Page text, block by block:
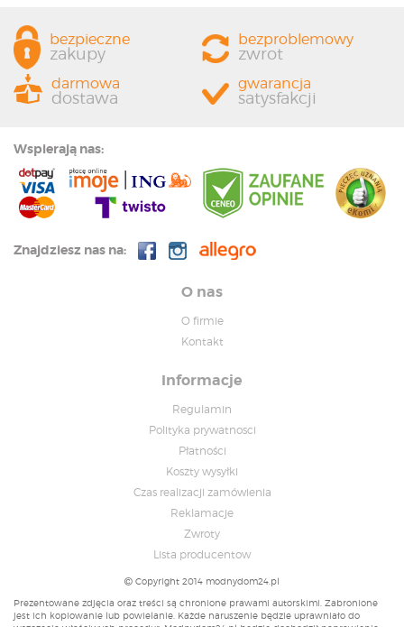
bezpieczne
zakupy
bezproblemowy
zwrot
darmowa
dostawa
gwarancja
satysfakcji
Wspierają nas:
Znajdziesz nas na:
O nas
O firmie
Kontakt
Informacje
Regulamin
Polityka prywatnosci
Płatności
Koszty wysyłki
Czas realizacji zamówienia
Reklamacje
Zwroty
Lista producentow
Copyright 2014 modnydom24.pl
Prezentowane zdjęcia oraz treści są chronione prawami autorskimi. Zabronione
jest ich kopiowanie lub powielanie. Każde naruszenie będzie uprawniało do